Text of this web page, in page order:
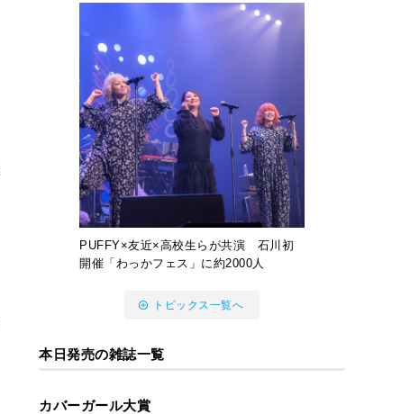
PUFFY×友近×高校生らが共演 石川初
開催「わっかフェス」に約2000人
トピックス一覧へ
本日発売の雑誌一覧
カバーガール大賞